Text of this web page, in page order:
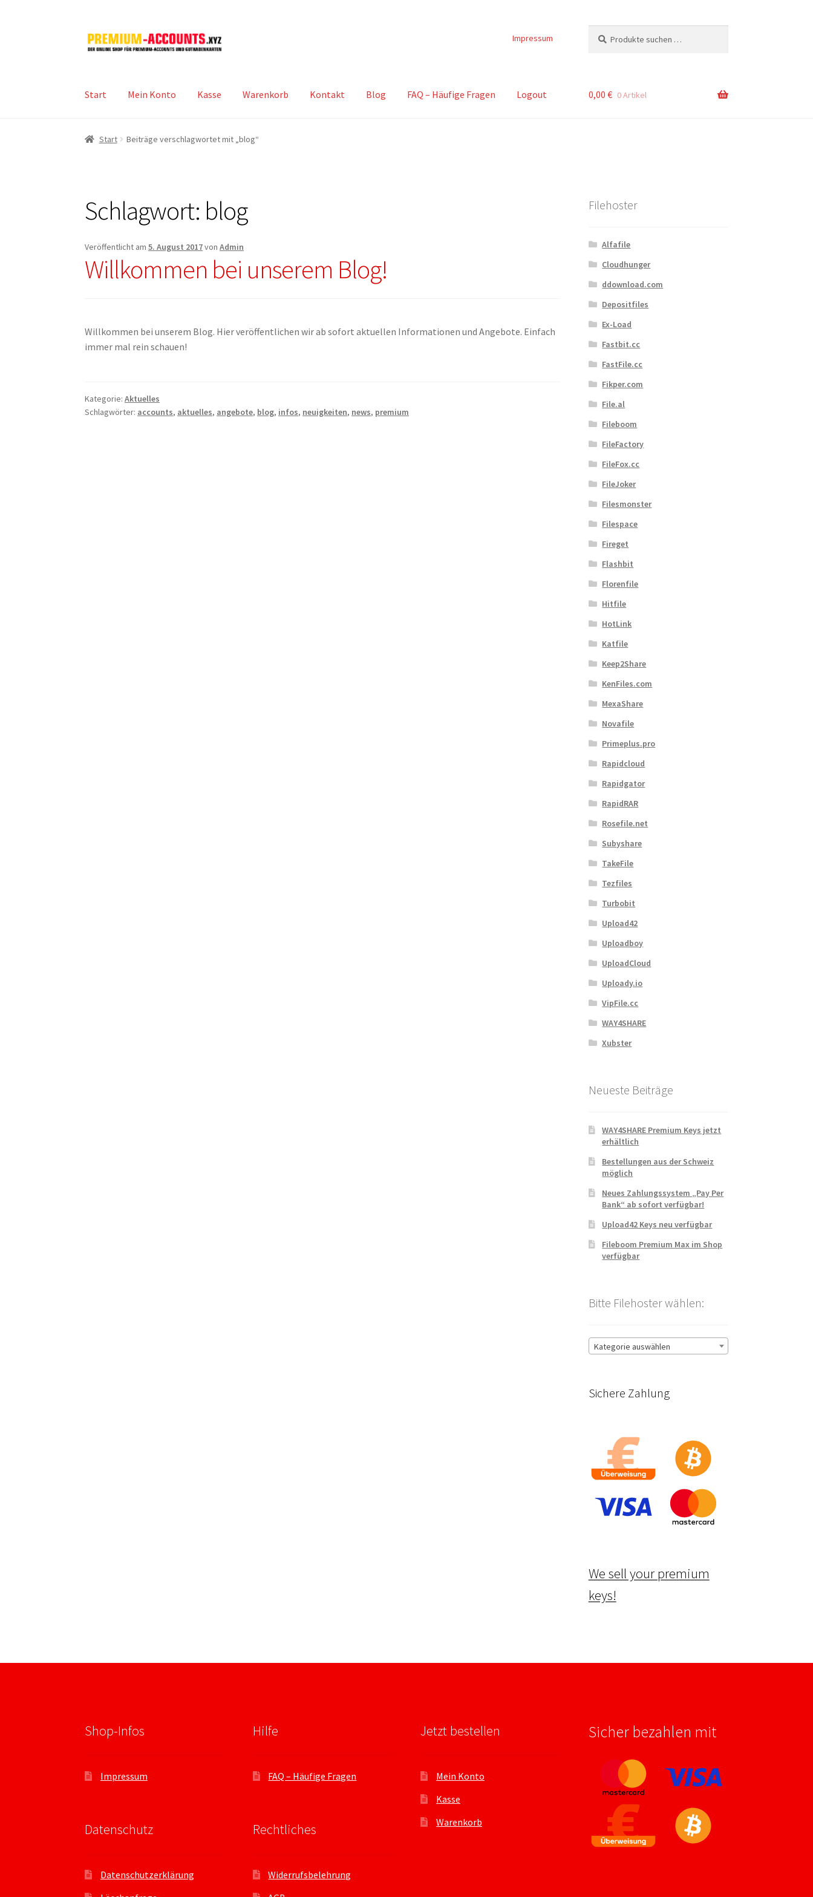
Zur
Navigation
Zum
Inhalt
Impressum
nach:
Start Mein Konto Kasse Warenkorb Kontakt Blog FAQ – Häufige Fragen Logout 0,00 € 0 Artikel
Start Beiträge verschlagwortet mit „blog“
Schlagwort: blog
Veröffentlicht am5. August 2017vonAdmin
Willkommen bei unserem Blog!
Willkommen bei unserem Blog. Hier veröffentlichen wir ab sofort aktuellen Informationen und Angebote. Einfach
immer mal rein schauen!
Kategorie:Aktuelles
Schlagwörter: accounts, aktuelles, angebote, blog, infos, neuigkeiten, news, premium
Filehoster
Alfafile
Cloudhunger
ddownload.com
Depositfiles
Ex-Load
Fastbit.cc
FastFile.cc
Fikper.com
File.al
Fileboom
FileFactory
FileFox.cc
FileJoker
Filesmonster
Filespace
Fireget
Flashbit
Florenfile
Hitfile
HotLink
Katfile
Keep2Share
KenFiles.com
MexaShare
Novafile
Primeplus.pro
Rapidcloud
Rapidgator
RapidRAR
Rosefile.net
Subyshare
TakeFile
Tezfiles
Turbobit
Upload42
Uploadboy
UploadCloud
Uploady.io
VipFile.cc
WAY4SHARE
Xubster
Neueste Beiträge
WAY4SHARE Premium Keys jetzt
erhältlich
Bestellungen aus der Schweiz
möglich
Neues Zahlungssystem „Pay Per
Bank“ ab sofort verfügbar!
Upload42 Keys neu verfügbar
Fileboom Premium Max im Shop
verfügbar
Bitte Filehoster wählen:
Kategorie auswählen
Sichere Zahlung
We sell your premium
keys!
Shop-Infos
Impressum
Datenschutz
Datenschutzerklärung
Hilfe
FAQ – Häufige Fragen
Rechtliches
Widerrufsbelehrung
Jetzt bestellen
Mein Konto
Kasse
Warenkorb
Sicher bezahlen mit